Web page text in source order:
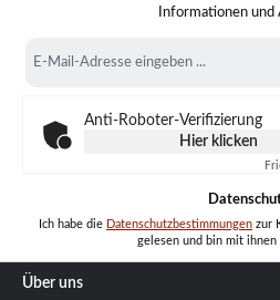
Informationen und
Mail-
Anti-Roboter-Verifizierung
Hier klicken
Ich habe die Datenschutzbestimmungen zur
gelesen und bin mit ihnen
Über uns